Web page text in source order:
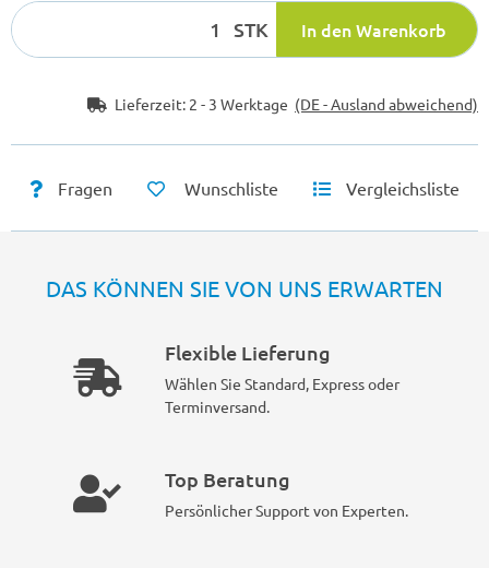
STK In den Warenkorb
Lieferzeit: 2 - 3 Werktage (DE - Ausland abweichend)
Fragen Wunschliste Vergleichsliste
DAS KÖNNEN SIE VON UNS ERWARTEN
Flexible Lieferung
Wählen Sie Standard, Express oder
Terminversand.
Top Beratung
Persönlicher Support von Experten.